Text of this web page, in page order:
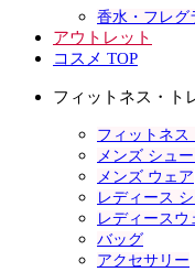
香水・フレグ
アウトレット
コスメ TOP
フィットネス・ト
フィットネス
メンズ シュ
メンズ ウェア
レディース
レディースウ
バッグ
アクセサリー